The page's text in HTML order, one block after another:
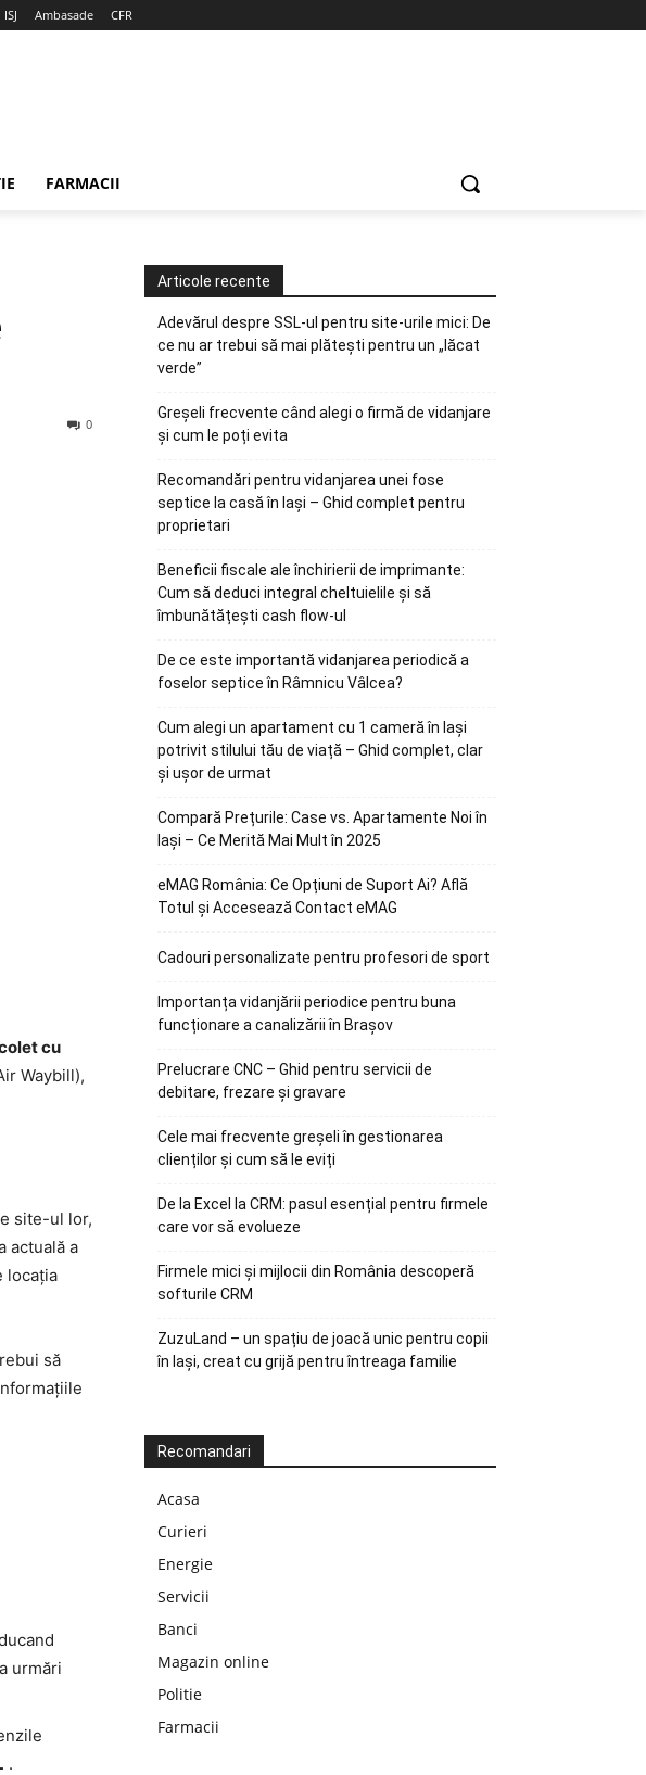
ISJ Ambasade CFR
FARMACII
0
cu
Waybill),
site-ul lor,
actuală a
locația
să
urmări
.
Articole recente
Adevărul despre SSL-ul pentru site-urile mici: De
ce nu ar trebui să mai plătești pentru un „lăcat
verde”
Greșeli frecvente când alegi o firmă de vidanjare
și cum le poți evita
Recomandări pentru vidanjarea unei fose
septice la casă în Iași – Ghid complet pentru
proprietari
Beneficii fiscale ale închirierii de imprimante:
Cum să deduci integral cheltuielile și să
îmbunătățești cash flow-ul
De ce este importantă vidanjarea periodică a
foselor septice în Râmnicu Vâlcea?
Cum alegi un apartament cu 1 cameră în Iași
potrivit stilului tău de viață – Ghid complet, clar
și ușor de urmat
Compară Prețurile: Case vs. Apartamente Noi în
Iași – Ce Merită Mai Mult în 2025
eMAG România: Ce Opțiuni de Suport Ai? Află
Totul și Accesează Contact eMAG
Cadouri personalizate pentru profesori de sport
Importanța vidanjării periodice pentru buna
funcționare a canalizării în Brașov
Prelucrare CNC – Ghid pentru servicii de
debitare, frezare și gravare
Cele mai frecvente greșeli în gestionarea
clienților și cum să le eviți
De la Excel la CRM: pasul esențial pentru firmele
care vor să evolueze
Firmele mici și mijlocii din România descoperă
softurile CRM
ZuzuLand – un spațiu de joacă unic pentru copii
în Iași, creat cu grijă pentru întreaga familie
Recomandari
Acasa
Curieri
Energie
Servicii
Banci
Magazin online
Politie
Farmacii